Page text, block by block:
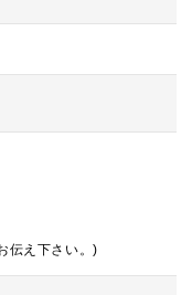
伝え下さい。)